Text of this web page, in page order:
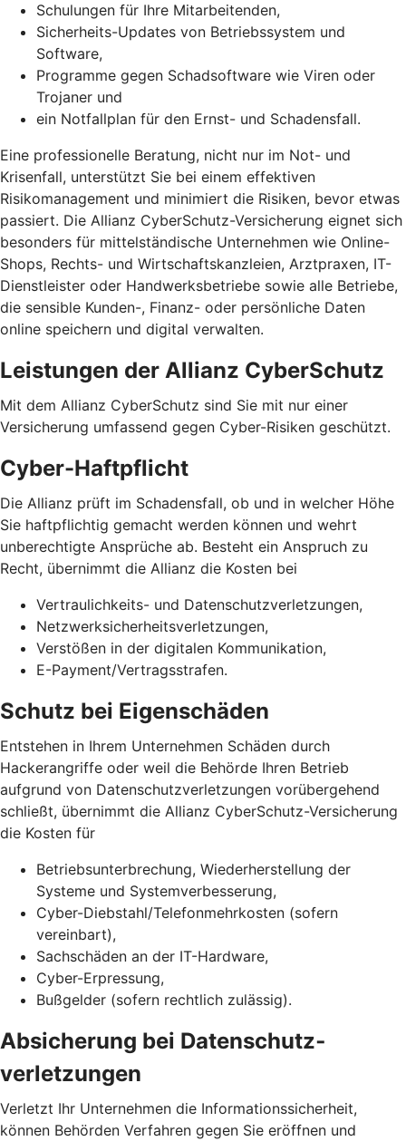
Schulungen für Ihre Mitarbeitenden,
Sicherheits-Updates von Betriebssystem und
Software,
Programme gegen Schadsoftware wie Viren oder
Trojaner und
ein Notfallplan für den Ernst- und Schadensfall.
Eine professionelle Beratung, nicht nur im Not- und
Krisenfall, unterstützt Sie bei einem effektiven
Risikomanagement und minimiert die Risiken, bevor etwas
passiert. Die Allianz CyberSchutz-Versicherung eignet sich
besonders für mittelständische Unternehmen wie Online-
Shops, Rechts- und Wirtschaftskanzleien, Arztpraxen, IT-
Dienstleister oder Handwerksbetriebe sowie alle Betriebe,
die sensible Kunden-, Finanz- oder persönliche Daten
online speichern und digital verwalten.
Leistungen der Allianz CyberSchutz
Mit dem Allianz CyberSchutz sind Sie mit nur einer
Versicherung umfassend gegen Cyber-Risiken geschützt.
Cyber-Haftpflicht
Die Allianz prüft im Schadensfall, ob und in welcher Höhe
Sie haftpflichtig gemacht werden können und wehrt
unberechtigte Ansprüche ab. Besteht ein Anspruch zu
Recht, übernimmt die Allianz die Kosten bei
Vertraulichkeits- und Datenschutzverletzungen,
Netzwerksicherheits­verletzungen,
Verstößen in der digitalen Kommunikation,
E-Payment/Vertragsstrafen.
Schutz bei Eigenschäden
Entstehen in Ihrem Unternehmen Schäden durch
Hackerangriffe oder weil die Behörde Ihren Betrieb
aufgrund von Datenschutz­verletzungen vorübergehend
schließt, übernimmt die Allianz CyberSchutz-Versicherung
die Kosten für
Betriebsunterbrechung, Wiederherstellung der
Systeme und Systemverbesserung,
Cyber-Diebstahl/Telefonmehrkosten (sofern
vereinbart),
Sachschäden an der IT-Hardware,
Cyber-Erpressung,
Bußgelder (sofern rechtlich zulässig).
Absicherung bei Daten­schutz­
verletzungen
Verletzt Ihr Unternehmen die Informationssicherheit,
können Behörden Verfahren gegen Sie eröffnen und